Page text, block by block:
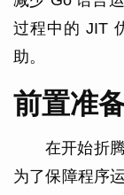
过程中的 JIT
助。
前置准
在开始折
为了保障程序